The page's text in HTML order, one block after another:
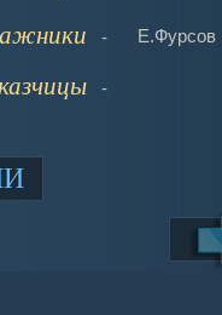
- Е.Фурсов
-